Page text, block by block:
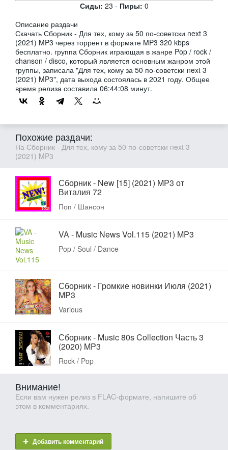
Сиды: 23 - Пиры: 0
Описание раздачи
Скачать Сборник - Для тех, кому за 50 по-советски next 3
(2021) MP3 через торрент в формате MP3 320 kbps
бесплатно. группа Сборник играющая в жанре Pop / rock /
chanson / disco, который является основным жанром этой
группы, записала "Для тех, кому за 50 по-советски next 3
(2021) MP3", дата выхода состоялась в 2021 году. Общее
время релиза составила 06:44:08 минут.
Похожие раздачи:
На Сборник - Для тех, кому за 50 по-советски next 3
(2021) MP3
Сборник - New [15] (2021) MP3 от
Виталия 72
Поп / Шансон
VA - Music News Vol.115 (2021) MP3
Pop / Soul / Dance
Сборник - Громкие новинки Июля (2021)
MP3
Various
Сборник - Music 80s Collection Часть 3
(2020) MP3
Rock / Pop
Внимание!
Если вам нужен релиз в FLAC-формате, напишите об
этом в комментариях.
Добавить комментарий